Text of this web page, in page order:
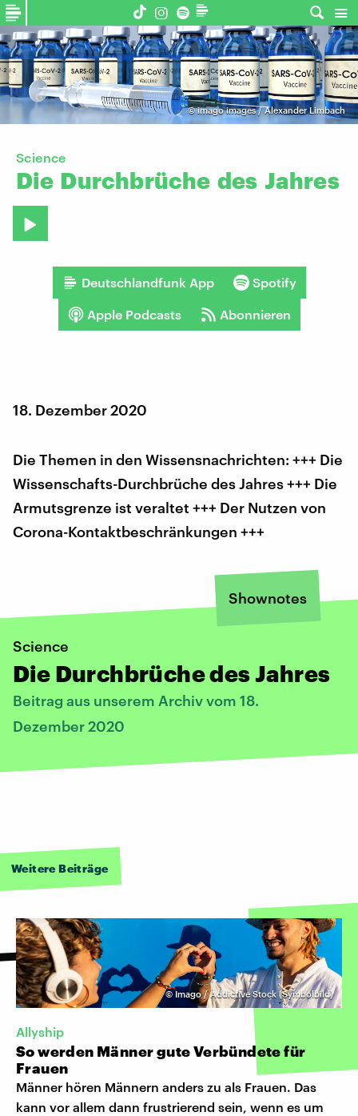
©imago images / Alexander Limbach
Science
Die Durchbrüche des Jahres
Deutschlandfunk App Spotify
Apple Podcasts Abonnieren
18. Dezember 2020
Die Themen in den Wissensnachrichten: +++ Die
Wissenschafts-Durchbrüche des Jahres +++ Die
Armutsgrenze ist veraltet +++ Der Nutzen von
Corona-Kontaktbeschränkungen +++
Shownotes
Science
Die Durchbrüche des Jahres
Beitrag aus unserem Archiv vom 18.
Dezember 2020
Weitere Beiträge
©Imago / Addictive Stock (Symbolbild)
Allyship
So werden Männer gute Verbündete für
Frauen
Männer hören Männern anders zu als Frauen. Das
kann vor allem dann frustrierend sein, wenn es um